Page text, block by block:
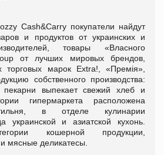
Cash&Carry покупатели найдут
и продуктов от украинских и
товары «Власного
от лучших мировых брендов,
торговых марок Extra!, «Премія»,
собственного производства:
пекарни выпекает свежий хлеб и
гипермаркета расположена
в отделе кулинарии
украинской и азиатской кухонь.
кошерной продукции,
мясные деликатесы.